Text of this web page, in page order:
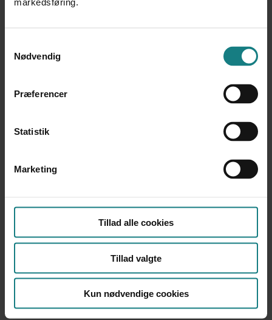
Nødvendig
Præferencer
Statistik
Marketing
Tillad alle cookies
Tillad valgte
Kun nødvendige cookies
Udgivet 2012
Margit Harder (red.), Maria Appel Nissen (red.)
LÆREBØGER OG VÆRKTØJER
Udgivet 2010
Stadig undervejs – temaer fra det særlige sociale område
LÆREBØGER OG VÆRKTØJER
I gang – aktuelle temaer fra det sociale område og
specialundervisningsområdet
LÆREBØGER OG VÆRKTØJER
Maria Appel Nissen, Keith Pringle, Lars Uggerhøj